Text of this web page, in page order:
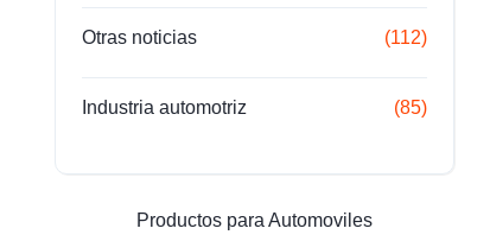
Otras noticias (112)
Industria automotriz (85)
Productos para Automoviles